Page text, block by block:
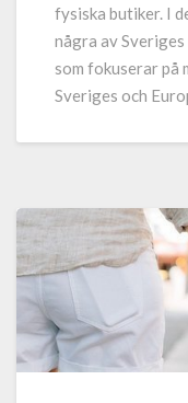
fysiska butiker. I
några av
som fokuserar på
Sveriges och